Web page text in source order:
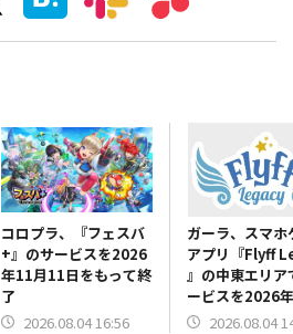
コロプラ、『フェスバ
+』のサービスを2026
年11月11日をもって終
了
2026.08.04 16:56
ガーラ、スマホ
アプリ『Flyff
』の中東エリア
ービスを2026
日をもって終了
2026.08.04